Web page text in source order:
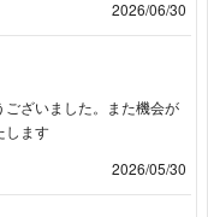
2026/06/30
ざいました。また機会が
します
2026/05/30